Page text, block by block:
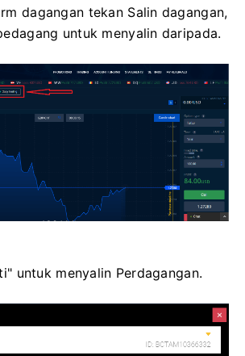
dagangan tekan Salin dagangan,
untuk menyalin daripada.
untuk menyalin Perdagangan.